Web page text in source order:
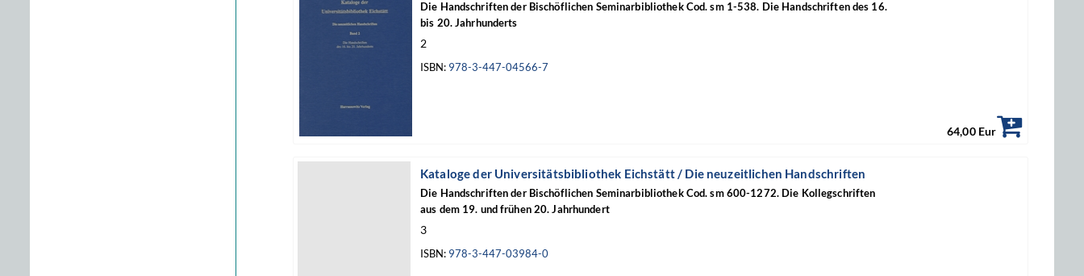
Die Handschriften der Bischöflichen Seminarbibliothek Cod. sm 1-538. Die Handschriften des 16.
bis 20. Jahrhunderts
2
ISBN: 978-3-447-04566-7
64,00 Eur
Kataloge der Universitätsbibliothek Eichstätt / Die neuzeitlichen Handschriften
Die Handschriften der Bischöflichen Seminarbibliothek Cod. sm 600-1272. Die Kollegschriften
aus dem 19. und frühen 20. Jahrhundert
3
ISBN: 978-3-447-03984-0